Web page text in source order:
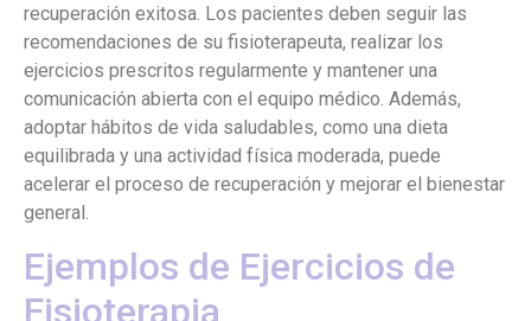
recuperación exitosa. Los pacientes deben seguir las
recomendaciones de su fisioterapeuta, realizar los
ejercicios prescritos regularmente y mantener una
comunicación abierta con el equipo médico. Además,
adoptar hábitos de vida saludables, como una dieta
equilibrada y una actividad física moderada, puede
acelerar el proceso de recuperación y mejorar el bienestar
general.
Ejemplos de Ejercicios de
Fisioterapia